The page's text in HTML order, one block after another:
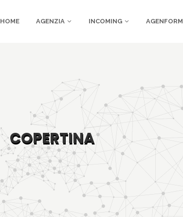
HOME AGENZIA INCOMING AGENFORM
COPERTINA